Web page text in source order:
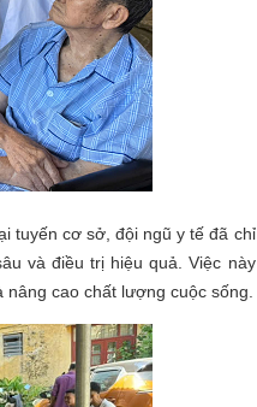
cơ sở, đội ngũ y tế đã chỉ
và điều trị hiệu quả. Việc này
cao chất lượng cuộc sống.